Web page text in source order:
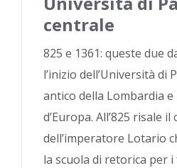
centrale
825 e 1361: queste due
l’inizio dell’Università di
antico della Lombardia
d’Europa. All’825 risale
dell’imperatore Lotario
la scuola di retorica per